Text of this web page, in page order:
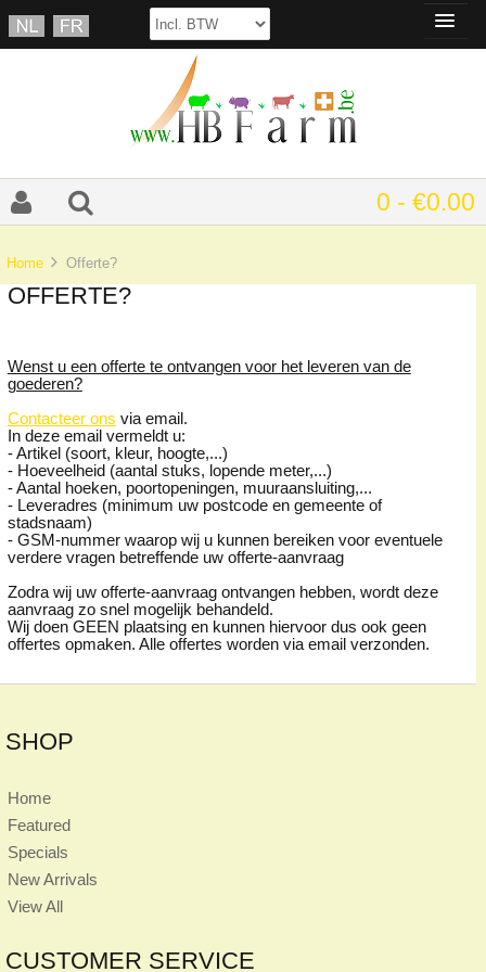
0 - €0.00
Home Offerte?
OFFERTE?
Wenst u een offerte te ontvangen voor het leveren van de
goederen?
Contacteer ons via email.
In deze email vermeldt u:
- Artikel (soort, kleur, hoogte,...)
- Hoeveelheid (aantal stuks, lopende meter,...)
- Aantal hoeken, poortopeningen, muuraansluiting,...
- Leveradres (minimum uw postcode en gemeente of
stadsnaam)
- GSM-nummer waarop wij u kunnen bereiken voor eventuele
verdere vragen betreffende uw offerte-aanvraag
Zodra wij uw offerte-aanvraag ontvangen hebben, wordt deze
aanvraag zo snel mogelijk behandeld.
Wij doen GEEN plaatsing en kunnen hiervoor dus ook geen
offertes opmaken. Alle offertes worden via email verzonden.
SHOP
Home
Featured
Specials
New Arrivals
View All
CUSTOMER SERVICE